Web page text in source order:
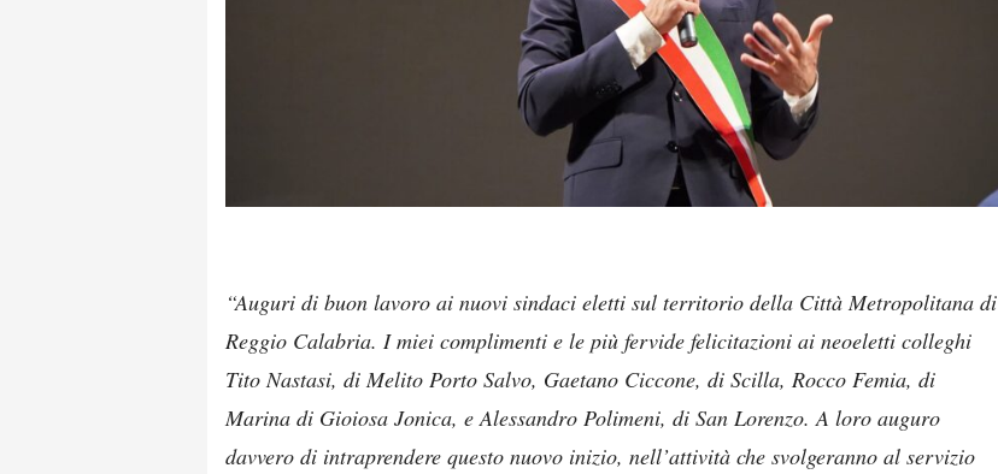
“Auguri di buon lavoro ai nuovi sindaci eletti sul territorio della Città Metropolitana di
Reggio Calabria. I miei complimenti e le più fervide felicitazioni ai neoeletti colleghi
Tito Nastasi, di Melito Porto Salvo, Gaetano Ciccone, di Scilla, Rocco Femia, di
Marina di Gioiosa Jonica, e Alessandro Polimeni, di San Lorenzo. A loro auguro
davvero di intraprendere questo nuovo inizio, nell’attività che svolgeranno al servizio